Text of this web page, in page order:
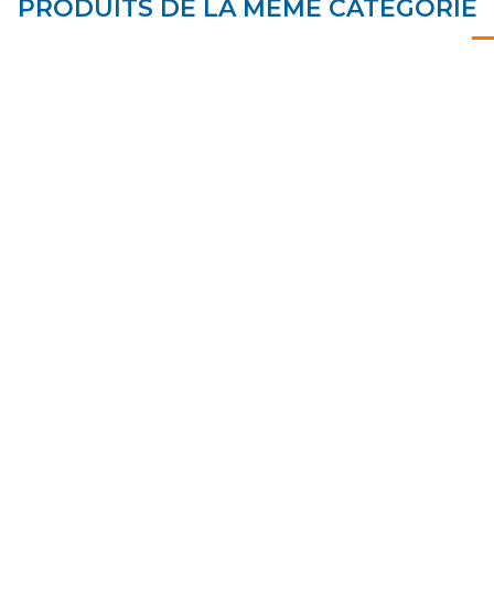
PRODUITS DE LA MÊME CATÉGORIE